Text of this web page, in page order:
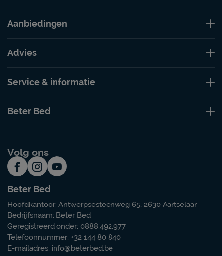
Aanbiedingen
Advies
Service & informatie
Beter Bed
Volg ons
Beter Bed
Hoofdkantoor: Antwerpsesteenweg 65, 2630 Aartselaar
Bedrijfsnaam: Beter Bed
Geregistreerd onder: 0888.492.977
Telefoonnummer: +32 144 80 840
E-mailadres: info@beterbed.be